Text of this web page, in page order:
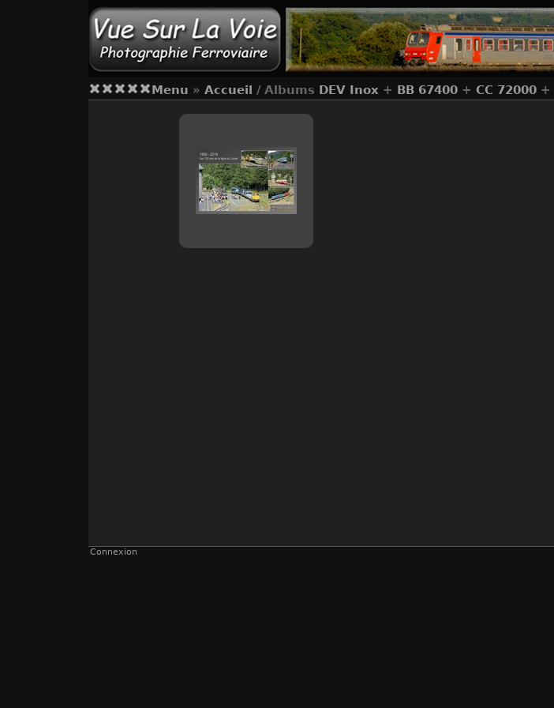
Menu » Accueil / Albums DEV Inox + BB 67400 + CC 72000 +
Connexion